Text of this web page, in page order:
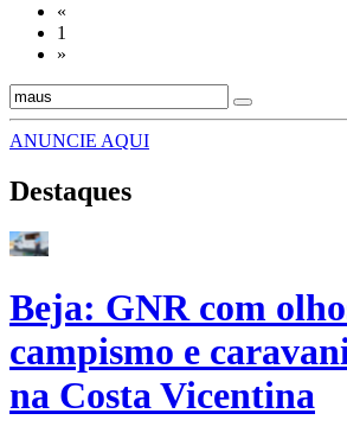
«
1
»
ANUNCIE AQUI
Destaques
Beja: GNR com
campismo e
na Costa Vicentina